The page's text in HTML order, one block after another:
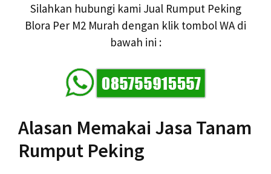
Silahkan hubungi kami Jual Rumput Peking
Blora Per M2 Murah dengan klik tombol WA di
bawah ini :
Alasan Memakai Jasa Tanam
Rumput Peking